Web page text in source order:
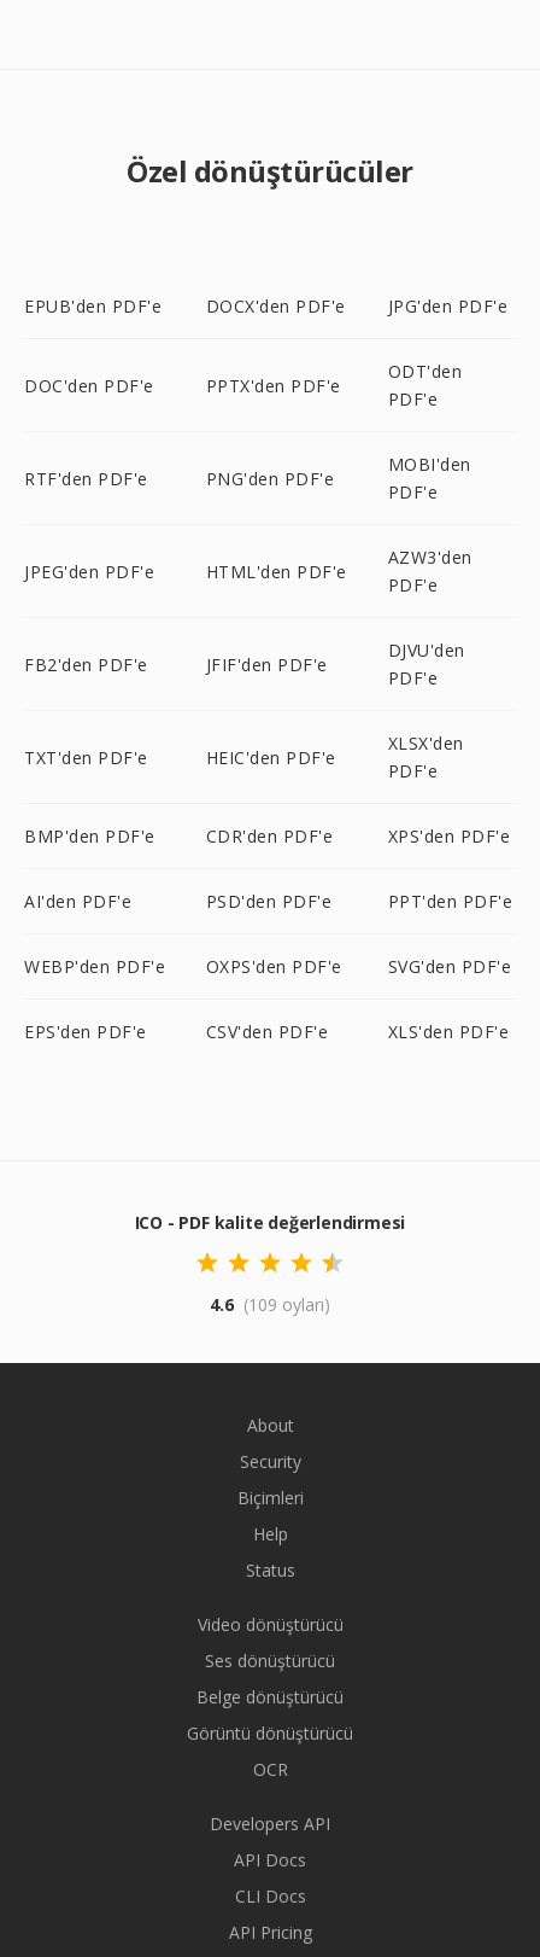
Özel dönüştürücüler
EPUB'den PDF'e DOCX'den PDF'e JPG'den PDF'e
DOC'den PDF'e PPTX'den PDF'e
ODT'den
PDF'e
RTF'den PDF'e PNG'den PDF'e
MOBI'den
PDF'e
JPEG'den PDF'e HTML'den PDF'e
AZW3'den
PDF'e
FB2'den PDF'e JFIF'den PDF'e
DJVU'den
PDF'e
TXT'den PDF'e HEIC'den PDF'e
XLSX'den
PDF'e
BMP'den PDF'e CDR'den PDF'e XPS'den PDF'e
AI'den PDF'e PSD'den PDF'e PPT'den PDF'e
WEBP'den PDF'e OXPS'den PDF'e SVG'den PDF'e
EPS'den PDF'e CSV'den PDF'e XLS'den PDF'e
ICO - PDF kalite değerlendirmesi
4.6 (109 oyları)
About
Security
Biçimleri
Help
Status
Video dönüştürücü
Ses dönüştürücü
Belge dönüştürücü
Görüntü dönüştürücü
OCR
Developers API
API Docs
CLI Docs
API Pricing